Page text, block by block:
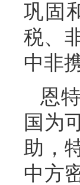
巩固
税、
中非
恩
国为
助，
中方